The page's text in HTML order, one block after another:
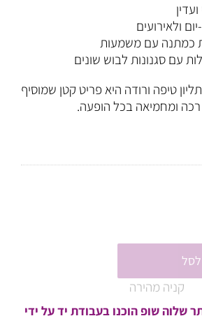
ולאירועים
כמתנה עם משמעות
עם סגנונות לבוש שונים
טיפה ורודה היא פריט קטן שמוסיף
רכה ומחמיאה בכל הופעה.
קניה מהירה
שלוה שופ הוכנו בעבודת יד על ידי